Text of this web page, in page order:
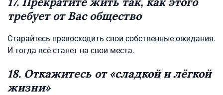
требует от Вас общество
Старайтесь превосходить свои собственные ожидания.
И тогда всё станет на свои места.
18. Откажитесь от «сладкой и лёгкой
жизни»